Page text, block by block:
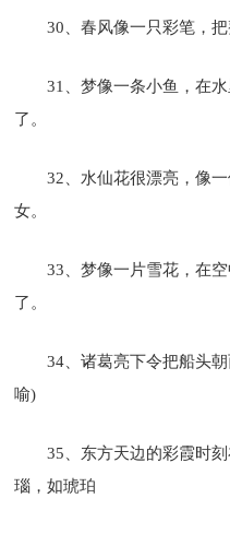
30、春风像一只彩笔，
31、梦像一条小鱼，在
了。
32、水仙花很漂亮，像
女。
33、梦像一片雪花，在
了。
34、诸葛亮下令把船头
喻)
35、东方天边的彩霞时
瑙，如琥珀